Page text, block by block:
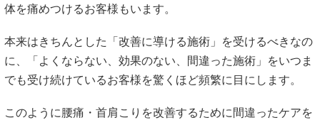
体を痛めつけるお客様もいます。
本来はきちんとした「改善に導ける施術」を受けるべきなの
に、「よくならない、効果のない、間違った施術」をいつま
でも受け続けているお客様を驚くほど頻繁に目にします。
このように腰痛・首肩こりを改善するために間違ったケアを